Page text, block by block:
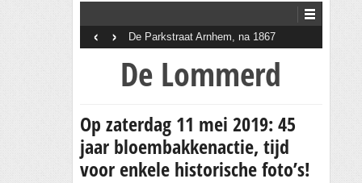
De Parkstraat Arnhem, na 1867
‹ ›
De Lommerd
Op zaterdag 11 mei 2019: 45
jaar bloembakkenactie, tijd
voor enkele historische foto’s!